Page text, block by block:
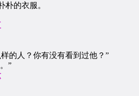
的衣服。
的人？你有没有看到过他？”
”